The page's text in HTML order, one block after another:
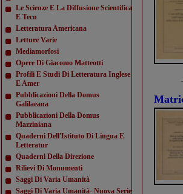
Le Scienze E La Diffusione Scientifica
E Tecn
Letteratura Americana
Letture Varie
Mediamorfosi
Opere Di Giacomo Matteotti
Profili E Studi Di Letteratura Inglese
E Amer
Pubblicazioni Della Domus
Galilaeana
Pubblicazioni Della Domus
Mazziniana
Quaderni Dell'Istituto Di Lingua E
Letteratur
Quaderni Della Direzione
Rilievi Di Monumenti
Saggi Di Varia Umanità
Saggi Di Varia Umanità- Nuova Serie